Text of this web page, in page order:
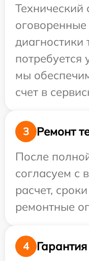
Технический
диагностики
потребуется
мы
счет в
3
Ремонт
После
согласуем с
расчет,
ремонтные
4
Гарантия